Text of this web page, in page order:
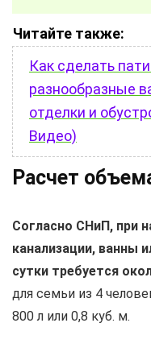
Читайте также:
Как сделать
разнообразные
отделки и
Видео)
Расчет
Согласно СНиП, при
канализации, ванны
сутки требуется
для семьи из 4
800 л или 0,8 куб. м.